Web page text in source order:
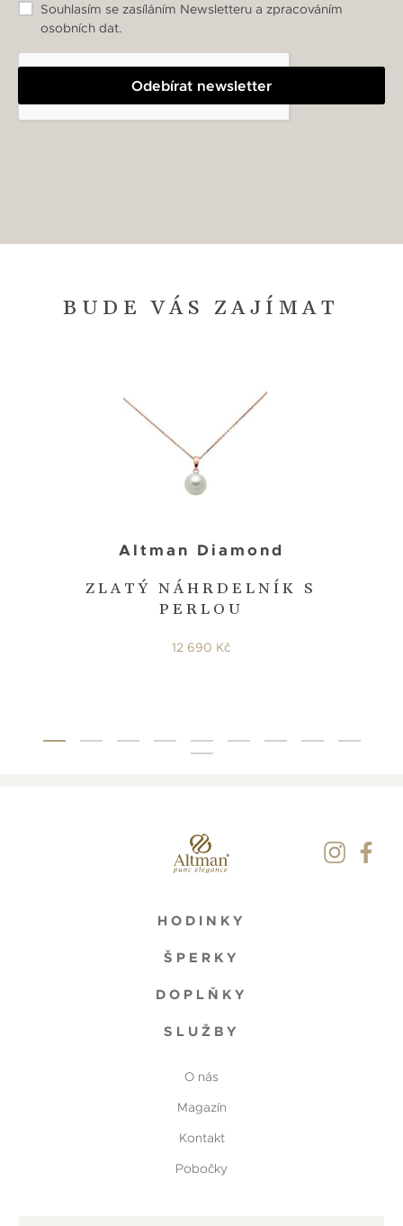
Odebírat newsletter
Souhlasím se zasíláním Newsletteru a zpracováním
osobních dat.
BUDE VÁS ZAJÍMAT
ZLATÝ NÁHRDELNÍK S
PERLOU
Altman Diamond
12 690 Kč
HODINKY
ŠPERKY
DOPLŇKY
SLUŽBY
O nás
Magazín
Kontakt
Pobočky